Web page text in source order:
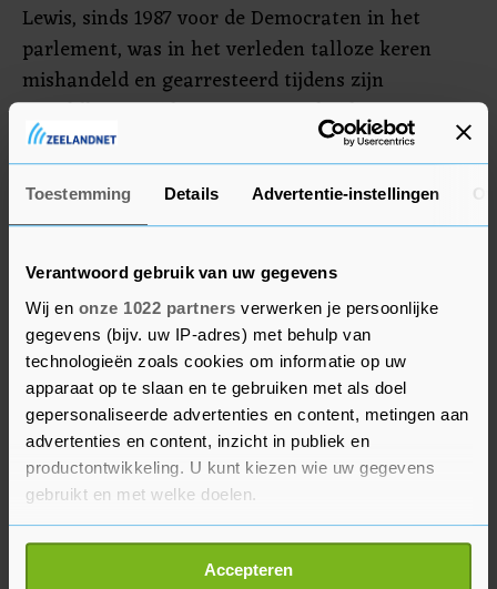
Toestemming Details Advertentie-instellingen
Verantwoord gebruik van uw gegevens
Wij en onze 1022 partners verwerken je persoonlijke
gegevens (bijv. uw IP-adres) met behulp van
technologieën zoals cookies om informatie op uw
apparaat op te slaan en te gebruiken met als doel
gepersonaliseerde advertenties en content, metingen aan
advertenties en content, inzicht in publiek en
productontwikkeling. U kunt kiezen wie uw gegevens
gebruikt en met welke doelen.
Als u het toestaat, willen we ook graag:
Informatie verzamelen over uw geografische
Accepteren
Lewis, sinds 1987 voor de Democraten in het
parlement, was in het verleden talloze keren
mishandeld en gearresteerd tijdens zijn
geweldloze strijd tegen rassenscheiding en
onrechtvaardigheid. Hij stierf op 17 juli op 80-
jarige leeftijd aan alvleesklierkanker.